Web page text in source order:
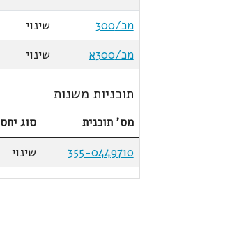
מכ/300
שינוי
מכ/300א
שינוי
תוכניות משנות
מס' תוכנית סוג יחס
355-0449710
שינוי